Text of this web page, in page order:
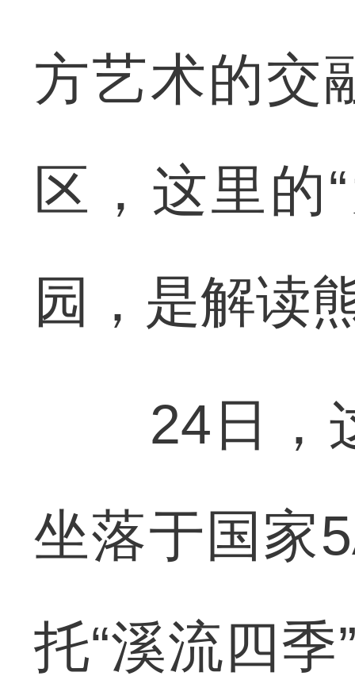
方艺术的交
区，这里的
园，是解读
24日，这
坐落于国家
托“溪流四